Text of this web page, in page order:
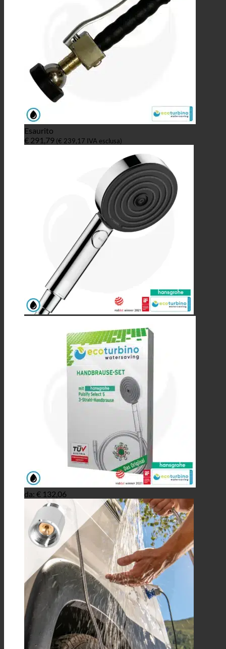
Esaurito
€ 291,79 (€ 239,17 IVA esclusa)
da: € 132,06